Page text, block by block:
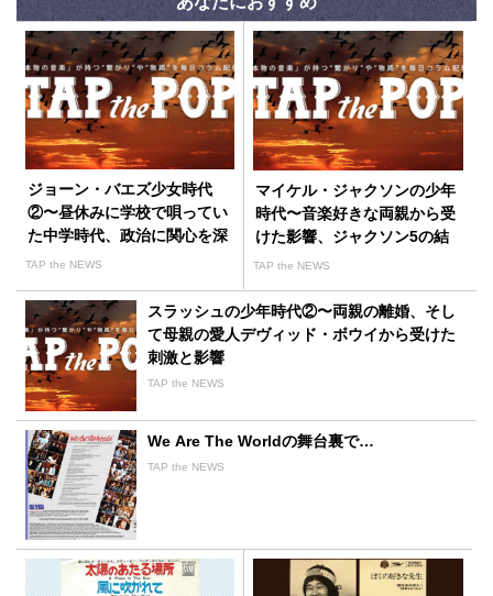
ジョーン・バエズ少女時代
②〜昼休みに学校で唄ってい
た中学時代、政治に関心を深
めていった高校時代
TAP the NEWS
マイケル・ジャクソンの少年
時代〜音楽好きな両親から受
けた影響、ジャクソン5の結
成と快進撃
TAP the NEWS
スラッシュの少年時代②〜両親の離婚、そし
て母親の愛人デヴィッド・ボウイから受けた
刺激と影響
TAP the NEWS
We Are The Worldの舞台裏で…
TAP the NEWS